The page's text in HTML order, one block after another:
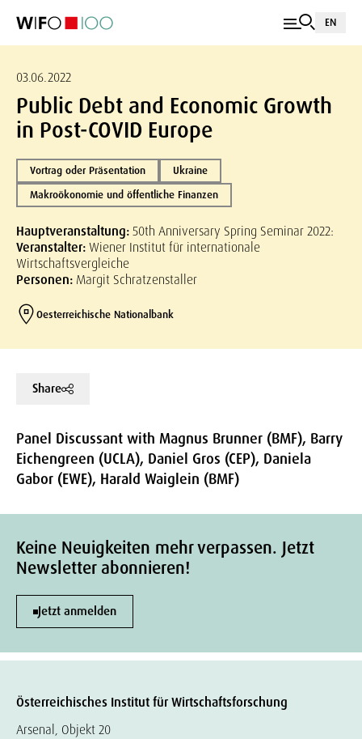
EN
03.06.2022
Public Debt and Economic Growth
in Post-COVID Europe
Vortrag oder Präsentation
Ukraine
Makroökonomie und öffentliche Finanzen
Hauptveranstaltung:50th Anniversary Spring Seminar 2022:
Veranstalter:Wiener Institut für internationale
Wirtschaftsvergleiche
Personen: Margit Schratzenstaller
Oesterreichische Nationalbank
Share
Panel Discussant with Magnus Brunner (BMF), Barry
Eichengreen (UCLA), Daniel Gros (CEP), Daniela
Gabor (EWE), Harald Waiglein (BMF)
Keine Neuigkeiten mehr verpassen. Jetzt
Newsletter abonnieren!
Jetzt anmelden
Österreichisches Institut für Wirtschaftsforschung
Arsenal, Objekt 20